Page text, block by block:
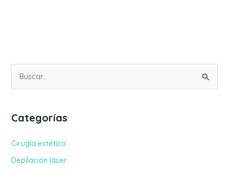
c
Categorías
Cirugía estética
Depilación láser